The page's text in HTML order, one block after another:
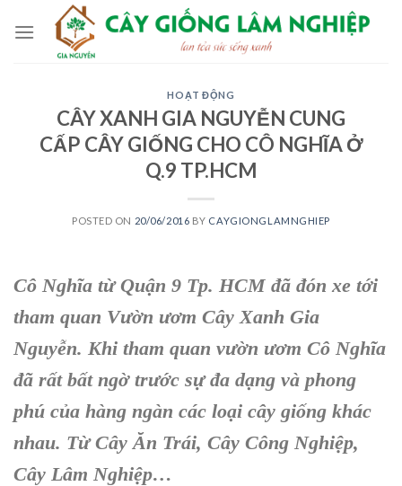
HOẠT ĐỘNG
CÂY XANH GIA NGUYỄN CUNG
CẤP CÂY GIỐNG CHO CÔ NGHĨA Ở
Q.9 TP.HCM
POSTED ON 20/06/2016 BY CAYGIONGLAMNGHIEP
Cô Nghĩa từ Quận 9 Tp. HCM đã đón xe tới
tham quan Vườn ươm Cây Xanh Gia
Nguyễn. Khi tham quan vườn ươm Cô Nghĩa
đã rất bất ngờ trước sự đa dạng và phong
phú của hàng ngàn các loại cây giống khác
nhau. Từ Cây Ăn Trái, Cây Công Nghiệp,
Cây Lâm Nghiệp…